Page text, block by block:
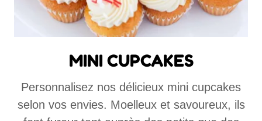
MINI CUPCAKES
Personnalisez nos délicieux mini cupcakes
selon vos envies. Moelleux et savoureux, ils